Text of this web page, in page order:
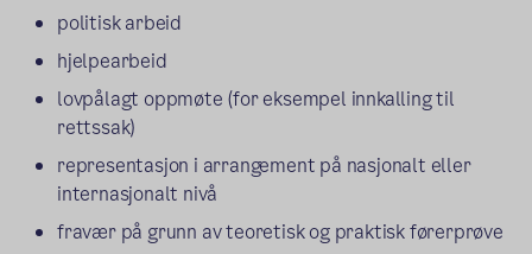
politisk arbeid
hjelpearbeid
lovpålagt oppmøte (for eksempel innkalling til
rettssak)
representasjon i arrangement på nasjonalt eller
internasjonalt nivå
fravær på grunn av teoretisk og praktisk førerprøve